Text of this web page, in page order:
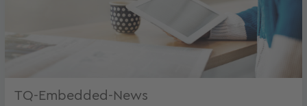
TQ-Embedded-News